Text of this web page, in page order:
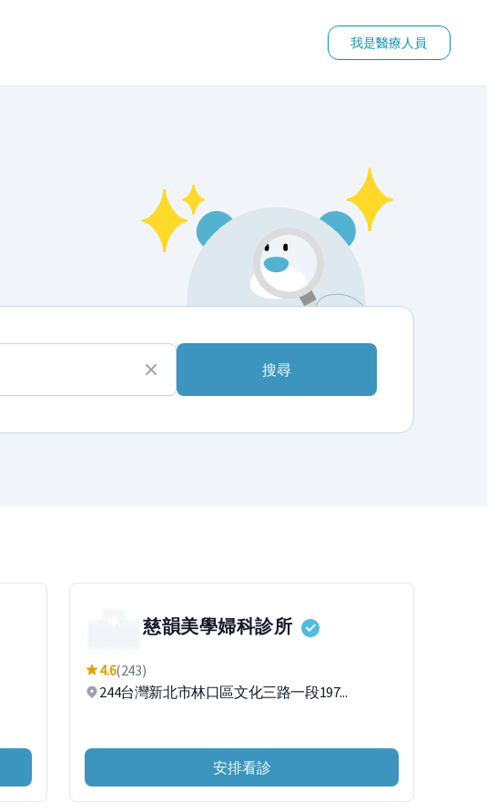
我是醫療人員
搜尋
慈韻美學婦科診所
4.6(243)
244台灣新北市林口區文化三路一段197...
安排看診